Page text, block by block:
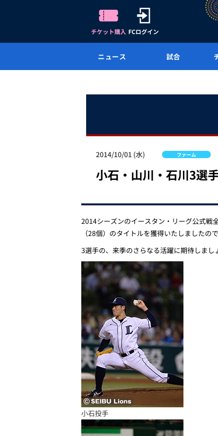
ニュース 試合
2014/10/01 (水) ファーム
小石・山川・石川3選
2014シーズンのイースタン・リーグ公式戦
（28個）のタイトルを獲得いたしましたの
3選手の、来季のさらなる活躍に期待しまし
小石投手